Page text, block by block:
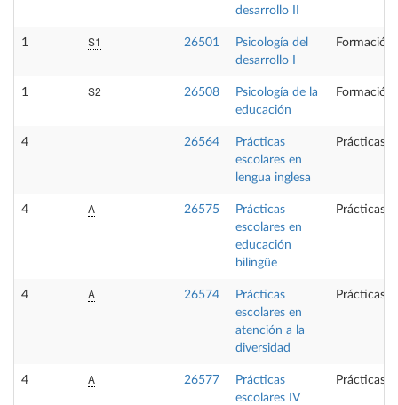
desarrollo II
1 S1 26501
Psicología del
desarrollo I
Formación
1 S2 26508
Psicología de la
educación
Formación
4 26564
Prácticas
escolares en
lengua inglesa
Prácticas
4 A 26575
Prácticas
escolares en
educación
bilingüe
Prácticas
4 A 26574
Prácticas
escolares en
atención a la
diversidad
Prácticas
4 A 26577
Prácticas
escolares IV
Prácticas